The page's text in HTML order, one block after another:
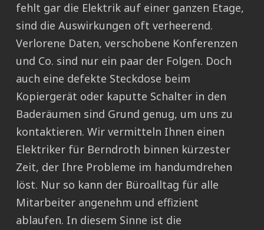
fehlt gar die Elektrik auf einer ganzen Etage,
sind die Auswirkungen oft verheerend.
Verlorene Daten, verschobene Konferenzen
und Co. sind nur ein paar der Folgen. Doch
auch eine defekte Steckdose beim
Kopiergerät oder kaputte Schalter in den
Baderäumen sind Grund genug, um uns zu
kontaktieren. Wir vermitteln Ihnen einen
Elektriker für Berndroth binnen kürzester
Zeit, der Ihre Probleme im handumdrehen
löst. Nur so kann der Büroalltag für alle
Mitarbeiter angenehm und effizient
ablaufen. In diesem Sinne ist die